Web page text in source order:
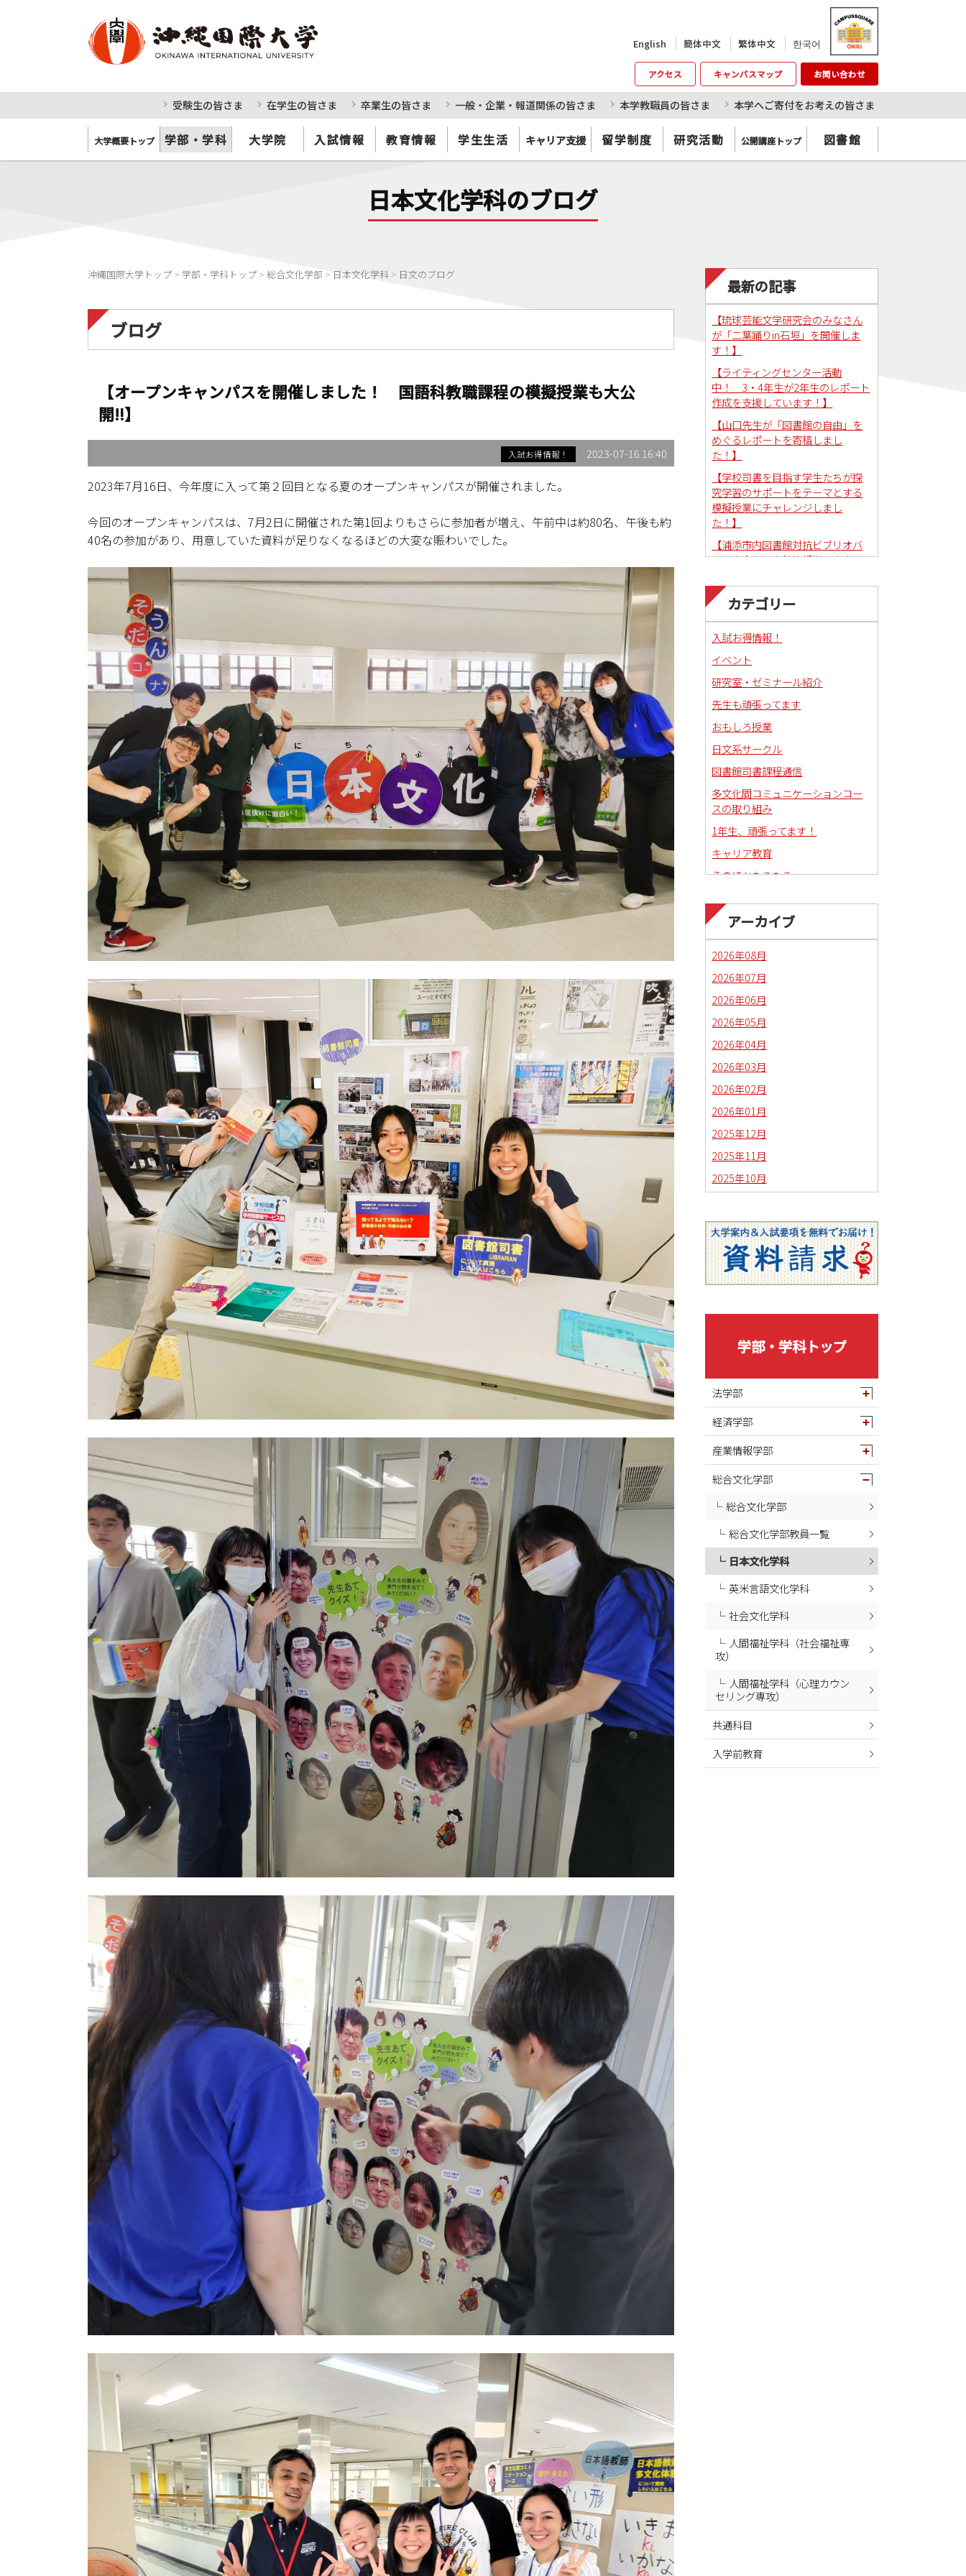
English 簡体中文 繁体中文 한국어
アクセス キャンパスマップ お問い合わせ
受験生の皆さま 在学生の皆さま 卒業生の皆さま 一般・企業・報道関係の皆さま 本学教職員の皆さま 本学へご寄付をお考えの皆さま
大学概要トップ 学部・学科 大学院 入試情報 教育情報 学生生活 キャリア支援 留学制度 研究活動 公開講座トップ 図書館
日本文化学科のブログ
沖縄国際大学トップ > 学部・学科トップ > 総合文化学部 > 日本文化学科 > 日文のブログ
ブログ
【オープンキャンパスを開催しました！ 国語科教職課程の模擬授業も大公
開‼】
入試お得情報！ 2023-07-16 16:40
2023年7月16日、今年度に入って第２回目となる夏のオープンキャンパスが開催されました。
今回のオープンキャンパスは、7月2日に開催された第1回よりもさらに参加者が増え、午前中は約80名、午後も約
40名の参加があり、用意していた資料が足りなくなるほどの大変な賑わいでした。
最新の記事
【琉球芸能文学研究会のみなさん
が「二葉踊りin石垣」を開催しま
す！】
【ライティングセンター活動
中！ 3・4年生が2年生のレポート
作成を支援しています！】
【山口先生が「図書館の自由」を
めぐるレポートを寄稿しまし
た！】
【学校司書を目指す学生たちが探
究学習のサポートをテーマとする
模擬授業にチャレンジしまし
た！】
【浦添市内図書館対抗ビブリオバ
トル大会を図書館情報学研究室で
カテゴリー
入試お得情報！
イベント
研究室・ゼミナール紹介
先生も頑張ってます
おもしろ授業
日文系サークル
図書館司書課程通信
多文化間コミュニケーションコー
スの取り組み
1年生、頑張ってます！
キャリア教育
そのほかもろもろ
日本語教育副専攻課程通信(日本語
琉球沖縄文化コースの取り組み
アーカイブ
2026年08月
2026年07月
2026年06月
2026年05月
2026年04月
2026年03月
2026年02月
2026年01月
2025年12月
2025年11月
2025年10月
2025年08月
2025年07月
2025年06月
2025年05月
2025年04月
2025年02月
2025年01月
2024年12月
2024年11月
2024年10月
2024年09月
2024年07月
2024年06月
2024年05月
2024年04月
2024年02月
2024年01月
2023年11月
2023年10月
2023年09月
2023年08月
学部・学科トップ
法学部
経済学部
産業情報学部
総合文化学部
総合文化学部
総合文化学部教員一覧
日本文化学科
英米言語文化学科
社会文化学科
人間福祉学科（社会福祉専
攻）
人間福祉学科（心理カウン
セリング専攻）
共通科目
入学前教育